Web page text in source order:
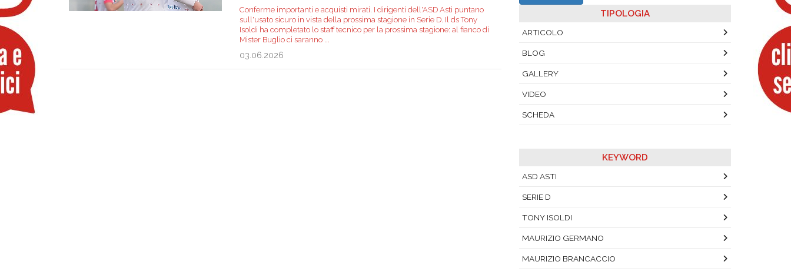
Conferme importanti e acquisti mirati. I dirigenti dell'ASD Asti puntano
sull'usato sicuro in vista della prossima stagione in Serie D. Il ds Tony
Isoldi ha completato lo staff tecnico per la prossima stagione: al fianco di
Mister Buglio ci saranno
03.06.2026
TIPOLOGIA
ARTICOLO
BLOG
GALLERY
VIDEO
SCHEDA
KEYWORD
ASD ASTI
SERIE D
TONY ISOLDI
MAURIZIO GERMANO
MAURIZIO BRANCACCIO